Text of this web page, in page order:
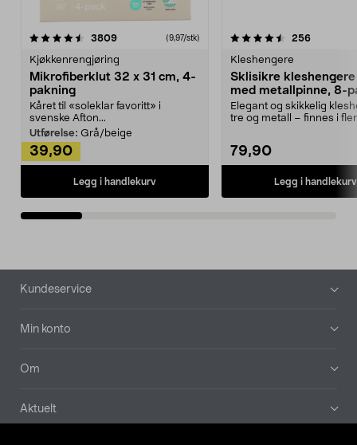
3809anmeldelser(9,97/stk)
Kjøkkenrengjøring
Mikrofiberklut 32 x 31 cm, 4-
pakning
Kåret til «soleklar favoritt» i
svenske Afton...
Utførelse: Grå/beige
39,90
Legg i handlekurv
4.5av 5 stjerner 256
Kleshengere
Sklisikre
med metallpinne, 8-
Elegant og skikkelig
tre og metall – finnes i
79,90
Legg i handlekurv
4.5av 5 stjerner
Bunntekst
Kundeservice
Min konto
Om
Aktuelt